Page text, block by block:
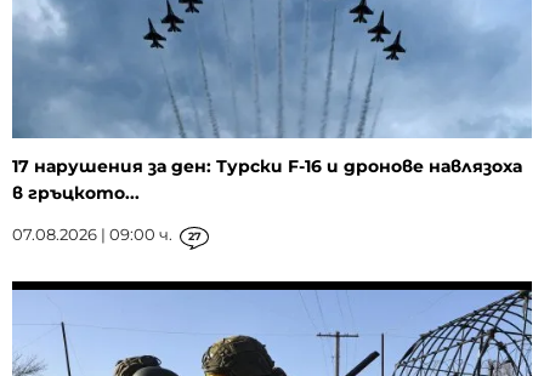
17 нарушения за ден: Турски F-16 и дронове навлязоха
в гръцкото...
07.08.2026 | 09:00 ч. 27